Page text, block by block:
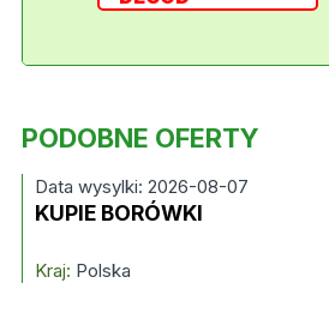
PODOBNE OFERTY
Data wysylki: 2026-08-07
KUPIE BORÓWKI
Kraj: Polska